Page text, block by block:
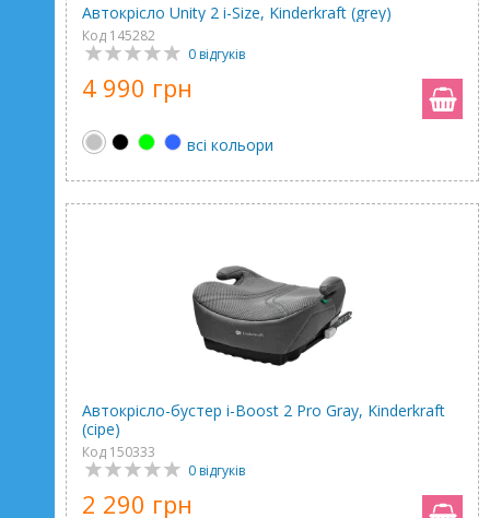
Автокрісло Unity 2 i-Size, Kinderkraft (grey)
Код 145282
0 відгуків
4 990 грн
всі кольори
Автокрісло-бустер i-Boost 2 Pro Gray, Kinderkraft
(сіре)
Код 150333
0 відгуків
2 290 грн